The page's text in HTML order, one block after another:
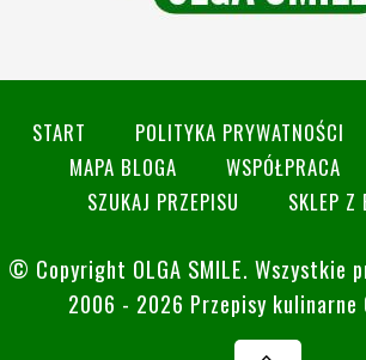
START POLITYKA PRYWATNOŚCI
MAPA BLOGA
WSPÓŁPRACA
SZUKAJ PRZEPISU
SKLEP Z
© Copyright OLGA SMILE. Wszystkie
2006 - 2026 Przepisy kulinarne